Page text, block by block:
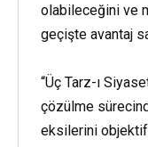
olabileceğini ve
geçişte avantaj
“Üç Tarz-ı
çözülme
eksilerini